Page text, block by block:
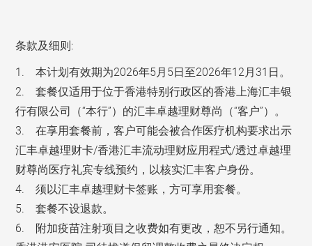
条款及细则:
1. 本计划有效期为2026年5月5日至2026年12月31日。
2. 套餐仅适用于位于香港特别行政区的香港上海汇丰银
行有限公司（“本行”）的汇丰卓越理财尊尚（“客户”）。
3. 在享用套餐前，客户可能会被合作医疗机构要求出示
汇丰卓越理财卡/香港汇丰流动理财应用程式/透过卓越理
财尊尚医疗礼宾专线预约，以核实汇丰客户身份。
4. 须以汇丰卓越理财卡签账，方可享用套餐。
5. 套餐不设退款。
6. 附加疫苗注射项目之收费如有更改，恕不另行通知。